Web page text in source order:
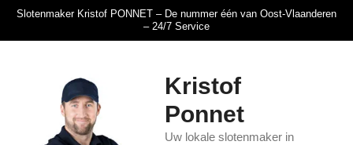
Slotenmaker Kristof PONNET – De nummer één van Oost-Vlaanderen
– 24/7 Service
Kristof
Ponnet
Uw lokale slotenmaker in